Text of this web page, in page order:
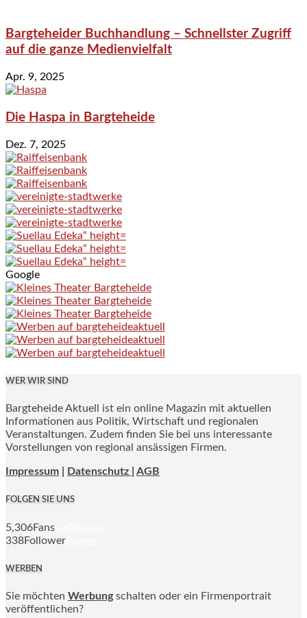
Bargteheider Buchhandlung – Schnellster Zugriff
auf die ganze Medienvielfalt
Apr. 9, 2025
Die Haspa in Bargteheide
Dez. 7, 2025
Google
WER WIR SIND
Bargteheide Aktuell ist ein online Magazin mit aktuellen
Informationen aus Politik, Wirtschaft und regionalen
Veranstaltungen. Zudem finden Sie bei uns interessante
Vorstellungen von regional ansässigen Firmen.
Impressum Datenschutz | AGB
FOLGEN SIE UNS
5,306Fans
338Follower
WERBEN
Sie möchten Werbung schalten oder ein Firmenportrait
veröffentlichen?